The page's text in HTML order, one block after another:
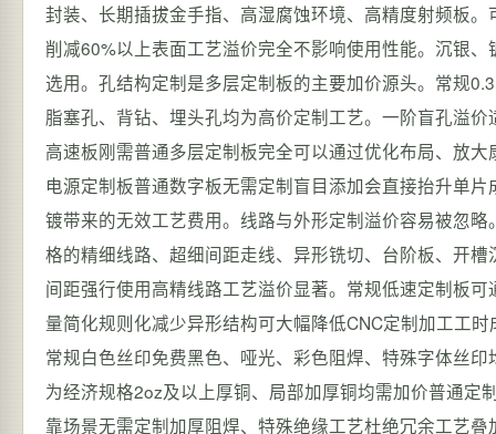
封装、长期插拔金手指、高湿腐蚀环境、高精度射频板
削减60%以上表面工艺溢价完全不影响使用性能。沉银
选用。孔结构定制是多层定制板的主要加价源头。常规
脂塞孔、背钻、埋头孔均为高价定制工艺。一阶盲孔溢
高速板刚需普通多层定制板完全可以通过优化布局、放
电源定制板普通数字板无需定制盲目添加会直接抬升单
镀带来的无效工艺费用。线路与外形定制溢价容易被忽
格的精细线路、超细间距走线、异形铣切、台阶板、开
间距强行使用高精线路工艺溢价显著。常规低速定制板
量简化规则化减少异形结构可大幅降低CNC定制加工工
常规白色丝印免费黑色、哑光、彩色阻焊、特殊字体丝
为经济规格2oz及以上厚铜、局部加厚铜均需加价普通
靠场景无需定制加厚阻焊、特殊绝缘工艺杜绝冗余工艺